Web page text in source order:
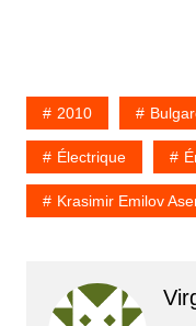
2010
Électrique
Krasimir Emilov